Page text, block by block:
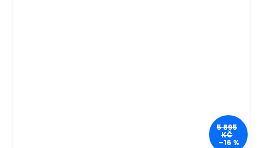
5 895
KČ
–16 %